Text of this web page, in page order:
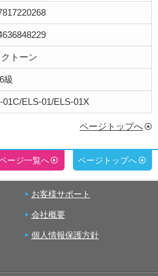
トーン
級
01C/ELS-01/ELS-01X
ページトップへ
ージ一覧へ ページトップへ
お客様サポート
会社概要
個人情報保護方針